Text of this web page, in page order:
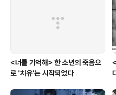
<너를 기억해> 한 소년의 죽음으
로 '치유'는 시작되었다